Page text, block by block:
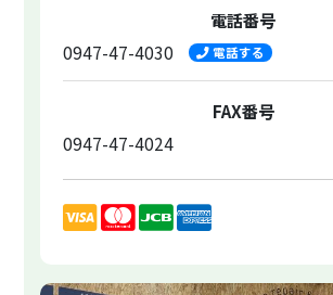
電話番号
0947-47-4030
電話する
FAX番号
0947-47-4024